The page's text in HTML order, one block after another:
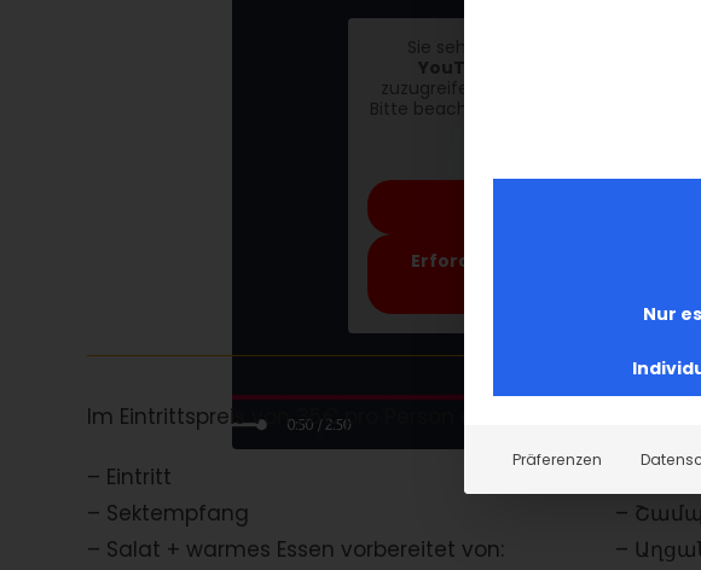
Sie sehen gerade einen
YouTube
zuzugreifen, klicken Sie auf die
Bitte beachten Sie, dass dabei Daten
Erforderlichen Service
Im Eintrittspreis von 35€ pro Person enthalten:
– Eintritt
– Sektempfang
– Salat + warmes Essen vorbereitet von:
–
–
Nur
Präferenzen